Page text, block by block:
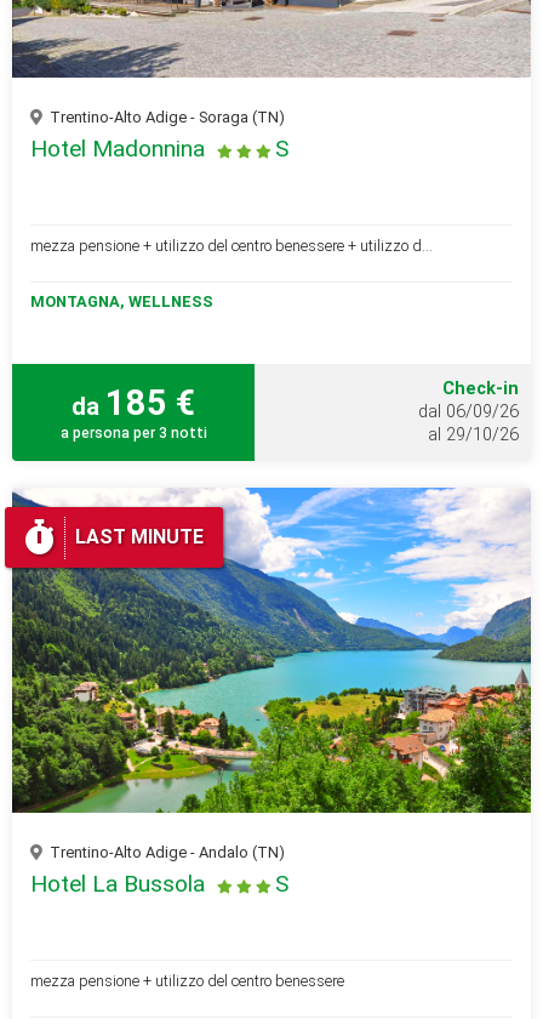
Trentino-Alto Adige - Soraga (TN)
Hotel Madonnina S
mezza pensione + utilizzo del centro benessere + utilizzo d...
MONTAGNA, WELLNESS
da 185 €
a persona per 3 notti
Check-in
dal 06/09/26
al 29/10/26
LAST MINUTE
Trentino-Alto Adige - Andalo (TN)
Hotel La Bussola S
mezza pensione + utilizzo del centro benessere